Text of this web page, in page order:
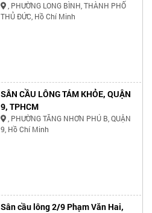
, PHƯỜNG LONG BÌNH, THÀNH PHỐ
THỦ ĐỨC, Hồ Chí Minh
SÂN CẦU LÔNG TÁM KHỎE, QUẬN
9, TPHCM
, PHƯỜNG TĂNG NHƠN PHÚ B, QUẬN
9, Hồ Chí Minh
Sân cầu lông 2/9 Phạm Văn Hai,